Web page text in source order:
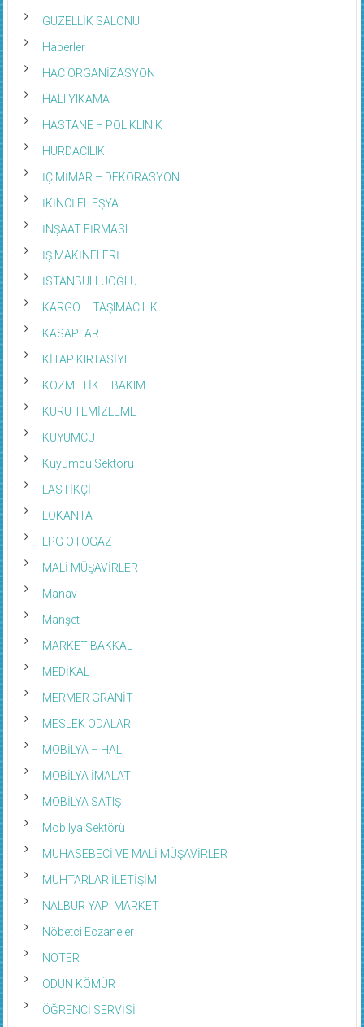
GÜZELLİK SALONU
Haberler
HAC ORGANİZASYON
HALI YIKAMA
HASTANE – POLIKLINIK
HURDACILIK
İÇ MİMAR – DEKORASYON
İKİNCİ EL EŞYA
İNŞAAT FİRMASI
İŞ MAKİNELERİ
İSTANBULLUOĞLU
KARGO – TAŞIMACILIK
KASAPLAR
KİTAP KIRTASİYE
KOZMETİK – BAKIM
KURU TEMİZLEME
KUYUMCU
Kuyumcu Sektörü
LASTİKÇİ
LOKANTA
LPG OTOGAZ
MALİ MÜŞAVİRLER
Manav
Manşet
MARKET BAKKAL
MEDİKAL
MERMER GRANİT
MESLEK ODALARI
MOBİLYA – HALI
MOBİLYA İMALAT
MOBİLYA SATIŞ
Mobilya Sektörü
MUHASEBECİ VE MALİ MÜŞAVİRLER
MUHTARLAR İLETİŞİM
NALBUR YAPI MARKET
Nöbetci Eczaneler
NOTER
ODUN KÖMÜR
ÖĞRENCİ SERVİSİ